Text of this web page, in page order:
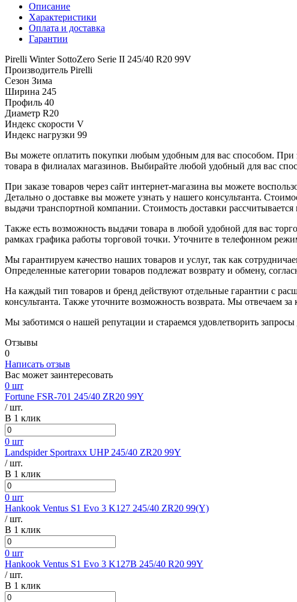
Описание
Характеристики
Оплата и доставка
Гарантии
Pirelli Winter SottoZero Serie II 245/40 R20 99V
Производитель Pirelli
Сезон Зима
Ширина 245
Профиль 40
Диаметр R20
Индекс скорости V
Индекс нагрузки 99
Вы можете оплатить покупки любым удобным для вас способом. При
товара в филиалах магазинов. Выбирайте любой удобный для вас
При заказе товаров через сайт интернет-магазина вы можете
Детально о доставке вы можете узнать у нашего консультанта.
выдачи транспортной компании. Стоимость доставки
Также есть возможность выдачи товара в любой удобной для вас
рамках графика работы торговой точки. Уточните в телефонном
Мы гарантируем качество наших товаров и услуг, так как
Определенные категории товаров подлежат возврату и обмену,
На каждый тип товаров и бренд действуют отдельные гарантии с
консультанта. Также уточните возможность возврата. Мы отвечаем
Мы заботимся о нашей репутации и стараемся удовлетворить
Отзывы
0
Написать отзыв
Вас может заинтересовать
0 шт
Fortune FSR-701 245/40 ZR20 99Y
/ шт.
В 1 клик
0 шт
Landspider Sportraxx UHP 245/40 ZR20 99Y
/ шт.
В 1 клик
0 шт
Hankook Ventus S1 Evo 3 K127 245/40 ZR20 99(Y)
/ шт.
В 1 клик
0 шт
Hankook Ventus S1 Evo 3 K127B 245/40 R20 99Y
/ шт.
В 1 клик